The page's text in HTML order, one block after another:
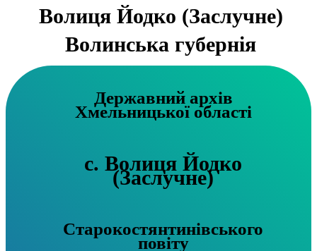
Волиця Йодко (Заслучне)
Волинська губернія
Державний архів
Хмельницької області
с. Волиця Йодко
(Заслучне)
Старокостянтинівського
повіту